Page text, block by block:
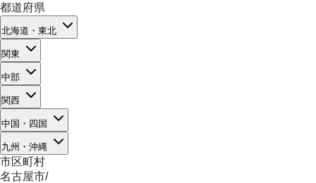
都道府県
北海道・東北
関東
中部
関西
中国・四国
九州・沖縄
市区町村
名古屋市/